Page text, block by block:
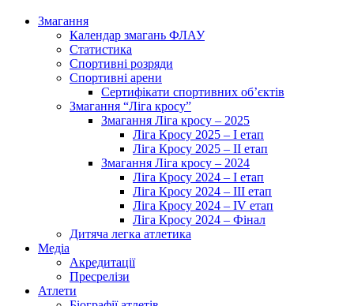
Змагання
Календар змагань ФЛАУ
Статистика
Спортивні розряди
Спортивні арени
Сертифікати спортивних об’єктів
Змагання “Ліга кросу”
Змагання Ліга кросу – 2025
Ліга Кросу 2025 – I етап
Ліга Кросу 2025 – II етап
Змагання Ліга кросу – 2024
Ліга Кросу 2024 – I етап
Ліга Кросу 2024 – III етап
Ліга Кросу 2024 – IV етап
Ліга Кросу 2024 – Фінал
Дитяча легка атлетика
Медіа
Акредитації
Пресрелізи
Атлети